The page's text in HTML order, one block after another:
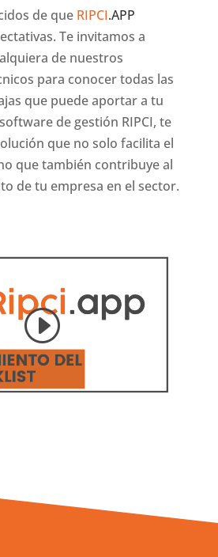
de que RIPCI.APP
Te invitamos a
de nuestros
para conocer todas las
que puede aportar a tu
de gestión RIPCI, te
que no solo facilita el
que también contribuye al
de tu empresa en el sector.